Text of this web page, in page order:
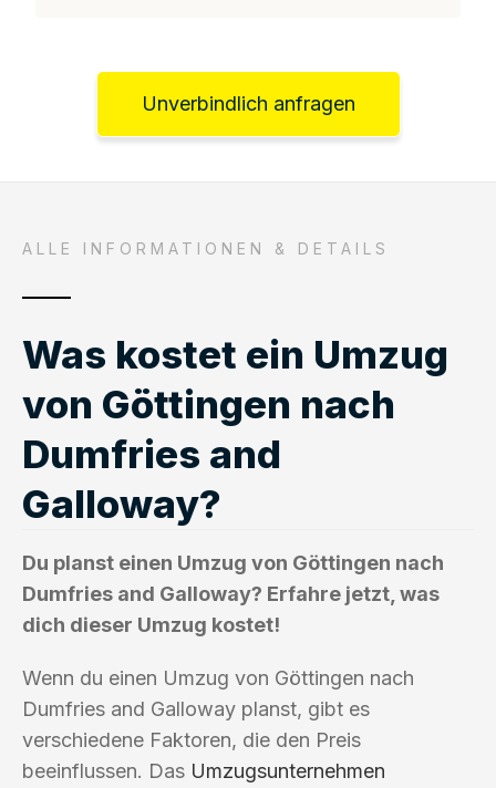
Unverbindlich anfragen
ALLE INFORMATIONEN & DETAILS
Was kostet ein Umzug
von Göttingen nach
Dumfries and
Galloway?
Du planst einen Umzug von Göttingen nach
Dumfries and Galloway? Erfahre jetzt, was
dich dieser Umzug kostet!
Wenn du einen Umzug von Göttingen nach
Dumfries and Galloway planst, gibt es
verschiedene Faktoren, die den Preis
beeinflussen. Das Umzugsunternehmen